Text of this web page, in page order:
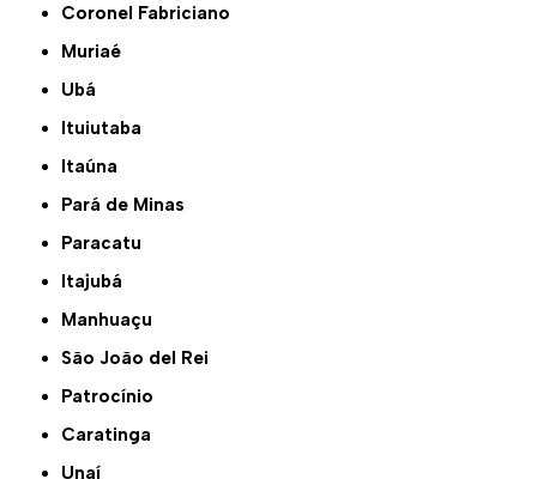
Coronel Fabriciano
Muriaé
Ubá
Ituiutaba
Itaúna
Pará de Minas
Paracatu
Itajubá
Manhuaçu
São João del Rei
Patrocínio
Caratinga
Unaí